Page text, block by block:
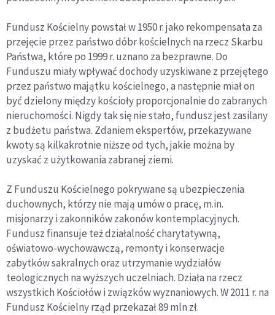
Fundusz Kościelny powstał w 1950 r. jako rekompensata za
przejęcie przez państwo dóbr kościelnych na rzecz Skarbu
Państwa, które po 1999 r. uznano za bezprawne. Do
Funduszu miały wpływać dochody uzyskiwane z przejętego
przez państwo majątku kościelnego, a następnie miał on
być dzielony między kościoły proporcjonalnie do zabranych
nieruchomości. Nigdy tak się nie stało, fundusz jest zasilany
z budżetu państwa. Zdaniem ekspertów, przekazywane
kwoty są kilkakrotnie niższe od tych, jakie można by
uzyskać z użytkowania zabranej ziemi.
Z Funduszu Kościelnego pokrywane są ubezpieczenia
duchownych, którzy nie mają umów o pracę, m.in.
misjonarzy i zakonników zakonów kontemplacyjnych.
Fundusz finansuje też działalność charytatywną,
oświatowo-wychowawczą, remonty i konserwacje
zabytków sakralnych oraz utrzymanie wydziałów
teologicznych na wyższych uczelniach. Działa na rzecz
wszystkich Kościołów i związków wyznaniowych. W 2011 r. na
Fundusz Kościelny rząd przekazał 89 mln zł.